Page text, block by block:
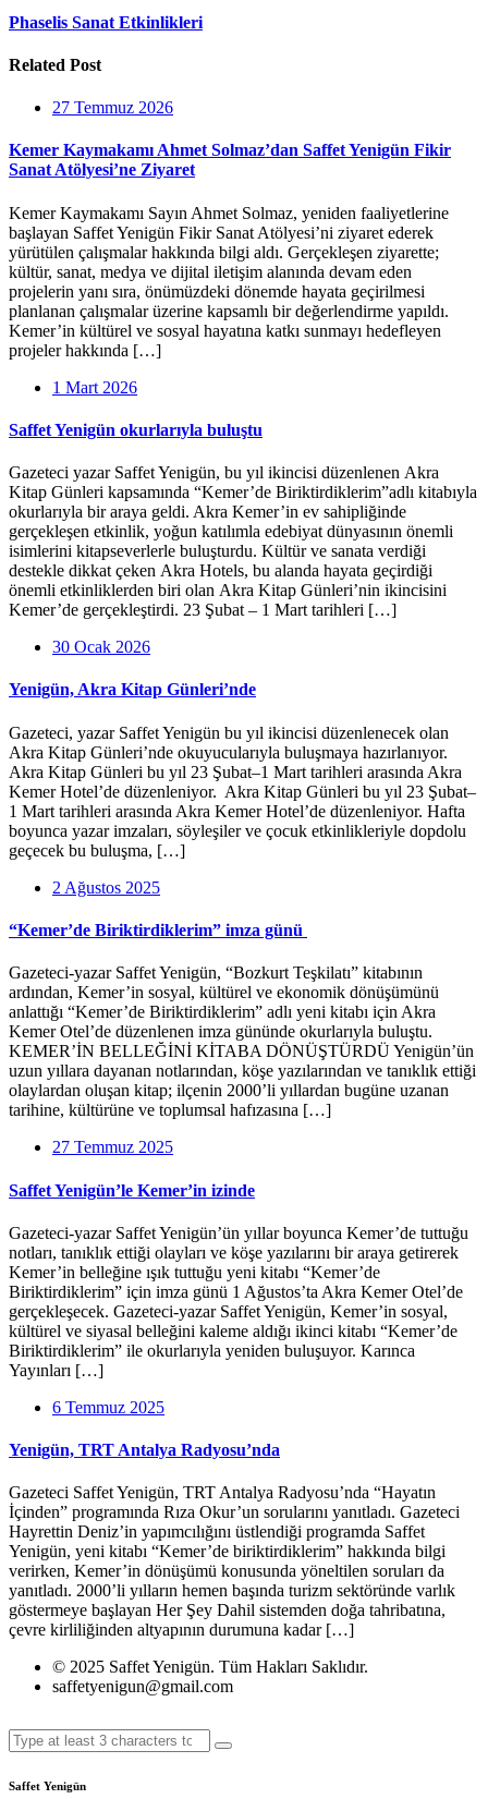
Phaselis Sanat Etkinlikleri
Related Post
27 Temmuz 2026
Kemer Kaymakamı Ahmet Solmaz’dan Saffet Yenigün Fikir
Sanat Atölyesi’ne Ziyaret
Kemer Kaymakamı Sayın Ahmet Solmaz, yeniden faaliyetlerine
başlayan Saffet Yenigün Fikir Sanat Atölyesi’ni ziyaret ederek
yürütülen çalışmalar hakkında bilgi aldı. Gerçekleşen ziyarette;
kültür, sanat, medya ve dijital iletişim alanında devam eden
projelerin yanı sıra, önümüzdeki dönemde hayata geçirilmesi
planlanan çalışmalar üzerine kapsamlı bir değerlendirme yapıldı.
Kemer’in kültürel ve sosyal hayatına katkı sunmayı hedefleyen
projeler hakkında […]
1 Mart 2026
Saffet Yenigün okurlarıyla buluştu
Gazeteci yazar Saffet Yenigün, bu yıl ikincisi düzenlenen Akra
Kitap Günleri kapsamında “Kemer’de Biriktirdiklerim”adlı kitabıyla
okurlarıyla bir araya geldi. Akra Kemer’in ev sahipliğinde
gerçekleşen etkinlik, yoğun katılımla edebiyat dünyasının önemli
isimlerini kitapseverlerle buluşturdu. Kültür ve sanata verdiği
destekle dikkat çeken Akra Hotels, bu alanda hayata geçirdiği
önemli etkinliklerden biri olan Akra Kitap Günleri’nin ikincisini
Kemer’de gerçekleştirdi. 23 Şubat – 1 Mart tarihleri […]
30 Ocak 2026
Yenigün, Akra Kitap Günleri’nde
Gazeteci, yazar Saffet Yenigün bu yıl ikincisi düzenlenecek olan
Akra Kitap Günleri’nde okuyucularıyla buluşmaya hazırlanıyor.
Akra Kitap Günleri bu yıl 23 Şubat–1 Mart tarihleri arasında Akra
Kemer Hotel’de düzenleniyor. Akra Kitap Günleri bu yıl 23 Şubat–
1 Mart tarihleri arasında Akra Kemer Hotel’de düzenleniyor. Hafta
boyunca yazar imzaları, söyleşiler ve çocuk etkinlikleriyle dopdolu
geçecek bu buluşma, […]
2 Ağustos 2025
“Kemer’de Biriktirdiklerim” imza günü
Gazeteci-yazar Saffet Yenigün, “Bozkurt Teşkilatı” kitabının
ardından, Kemer’in sosyal, kültürel ve ekonomik dönüşümünü
anlattığı “Kemer’de Biriktirdiklerim” adlı yeni kitabı için Akra
Kemer Otel’de düzenlenen imza gününde okurlarıyla buluştu.
KEMER’İN BELLEĞİNİ KİTABA DÖNÜŞTÜRDÜ Yenigün’ün
uzun yıllara dayanan notlarından, köşe yazılarından ve tanıklık ettiği
olaylardan oluşan kitap; ilçenin 2000’li yıllardan bugüne uzanan
tarihine, kültürüne ve toplumsal hafızasına […]
27 Temmuz 2025
Saffet Yenigün’le Kemer’in izinde
Gazeteci-yazar Saffet Yenigün’ün yıllar boyunca Kemer’de tuttuğu
notları, tanıklık ettiği olayları ve köşe yazılarını bir araya getirerek
Kemer’in belleğine ışık tuttuğu yeni kitabı “Kemer’de
Biriktirdiklerim” için imza günü 1 Ağustos’ta Akra Kemer Otel’de
gerçekleşecek. Gazeteci-yazar Saffet Yenigün, Kemer’in sosyal,
kültürel ve siyasal belleğini kaleme aldığı ikinci kitabı “Kemer’de
Biriktirdiklerim” ile okurlarıyla yeniden buluşuyor. Karınca
Yayınları […]
6 Temmuz 2025
Yenigün, TRT Antalya Radyosu’nda
Gazeteci Saffet Yenigün, TRT Antalya Radyosu’nda “Hayatın
İçinden” programında Rıza Okur’un sorularını yanıtladı. Gazeteci
Hayrettin Deniz’in yapımcılığını üstlendiği programda Saffet
Yenigün, yeni kitabı “Kemer’de biriktirdiklerim” hakkında bilgi
verirken, Kemer’in dönüşümü konusunda yöneltilen soruları da
yanıtladı. 2000’li yılların hemen başında turizm sektöründe varlık
göstermeye başlayan Her Şey Dahil sistemden doğa tahribatına,
çevre kirliliğinden altyapının durumuna kadar […]
© 2025 Saffet Yenigün. Tüm Hakları Saklıdır.
saffetyenigun@gmail.com
Saffet Yenigün